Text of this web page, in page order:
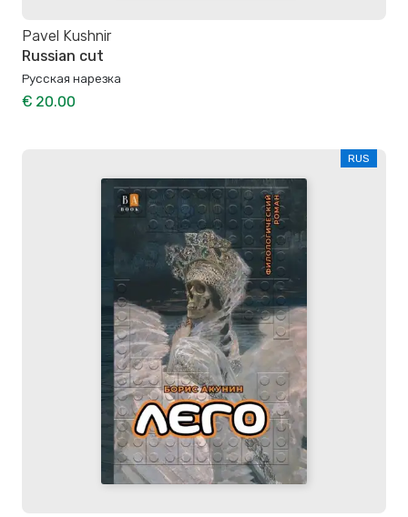
Pavel Kushnir
Russian cut
Русская нарезка
€ 20.00
RUS